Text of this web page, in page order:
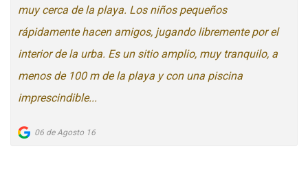
muy cerca de la playa. Los niños pequeños
rápidamente hacen amigos, jugando libremente por el
interior de la urba. Es un sitio amplio, muy tranquilo, a
menos de 100 m de la playa y con una piscina
imprescindible...
06 de Agosto 16